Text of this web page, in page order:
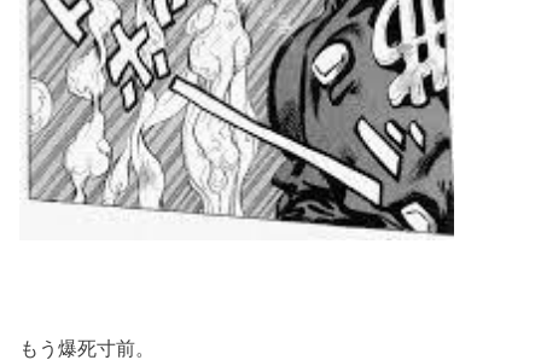
もう爆死寸前。